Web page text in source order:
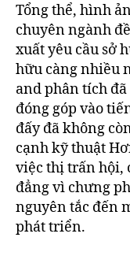
Tổng thể, hình
chuyên ngành
xuất yêu cầu sở
hữu càng nhiều
and phân tích
đóng góp vào
đấy đã không
cạnh kỹ thuật
việc thị trấn hội,
đẳng vì chưng
nguyên tắc đến
phát triển.